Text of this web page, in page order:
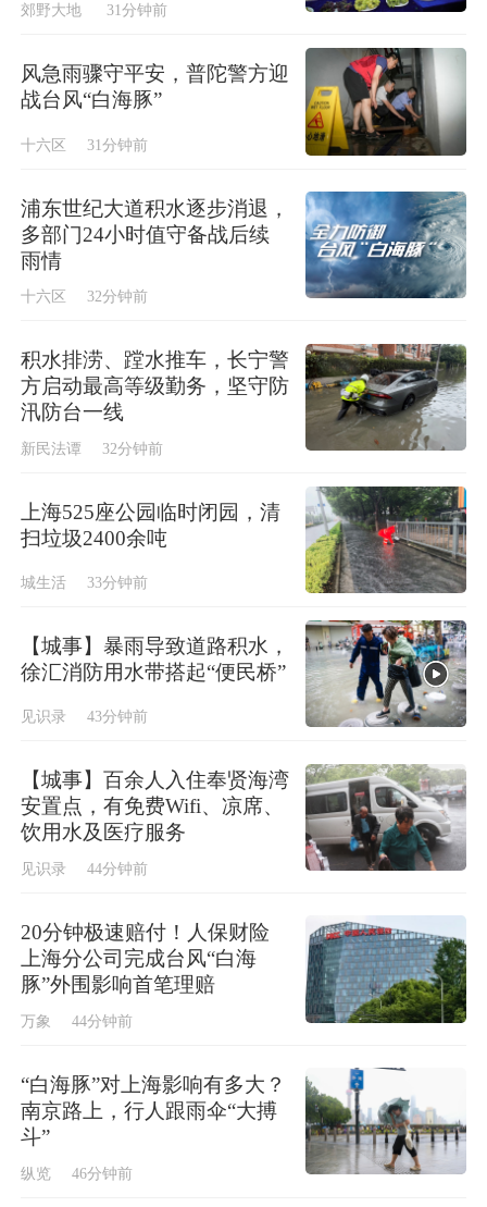
郊野大地 31分钟前
风急雨骤守平安，普陀警方迎
战台风“白海豚”
十六区 31分钟前
浦东世纪大道积水逐步消退，
多部门24小时值守备战后续
雨情
十六区 32分钟前
积水排涝、蹚水推车，长宁警
方启动最高等级勤务，坚守防
汛防台一线
新民法谭 32分钟前
上海525座公园临时闭园，清
扫垃圾2400余吨
城生活 33分钟前
【城事】暴雨导致道路积水，
徐汇消防用水带搭起“便民桥”
见识录 43分钟前
【城事】百余人入住奉贤海湾
安置点，有免费Wifi、凉席、
饮用水及医疗服务
见识录 44分钟前
20分钟极速赔付！人保财险
上海分公司完成台风“白海
豚”外围影响首笔理赔
万象 44分钟前
“白海豚”对上海影响有多大？
南京路上，行人跟雨伞“大搏
斗”
纵览 46分钟前